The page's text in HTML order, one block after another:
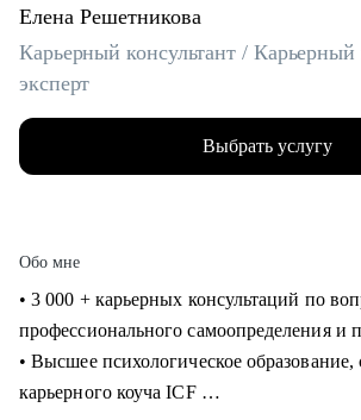
Елена Решетникова
Карьерный консультант /
эксперт
Выбрать услугу
Обо мне
• 3 000 + карьерных консультаций по
профессионального самоопределения и
• Высшее психологическое
карьерного коуча ICF